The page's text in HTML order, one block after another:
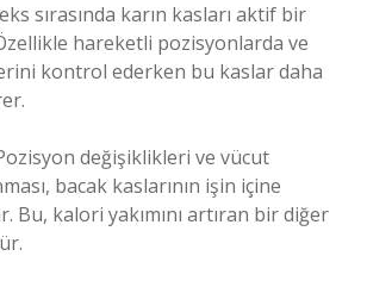
sırasında karın kasları aktif bir
hareketli pozisyonlarda ve
kontrol ederken bu kaslar daha
değişiklikleri ve vücut
bacak kaslarının işin içine
Bu, kalori yakımını artıran bir diğer